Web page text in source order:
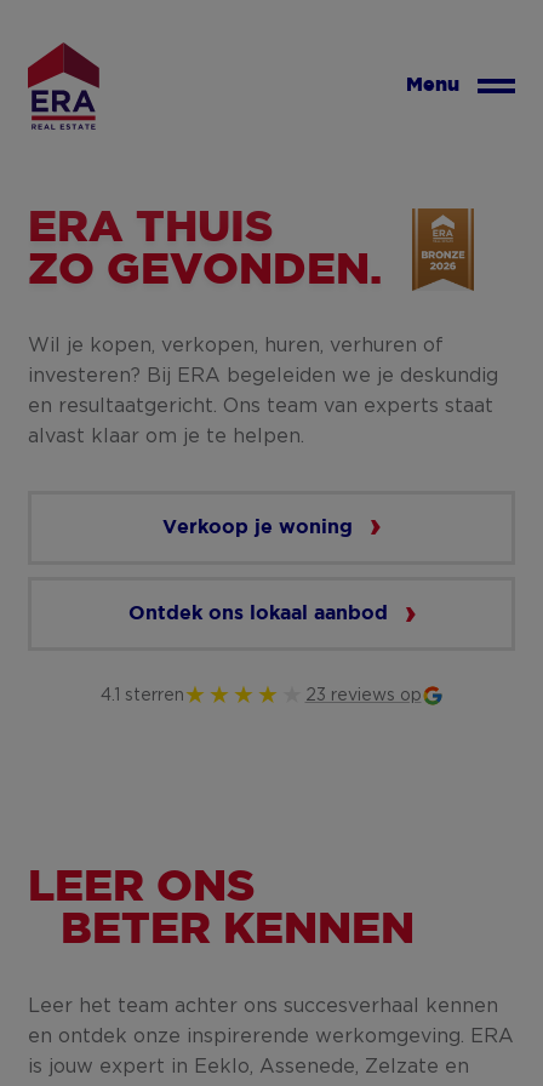
inhoud
Menu
ERA THUIS
ZO GEVONDEN.
Wil je kopen, verkopen, huren, verhuren of
investeren? Bij ERA begeleiden we je deskundig
en resultaatgericht. Ons team van experts staat
alvast klaar om je te helpen.
Verkoop je woning
Ontdek ons lokaal aanbod
4.1 sterren 23 reviews op
LEER ONS
BETER KENNEN
Leer het team achter ons succesverhaal kennen
en ontdek onze inspirerende werkomgeving. ERA
is jouw expert in Eeklo, Assenede, Zelzate en